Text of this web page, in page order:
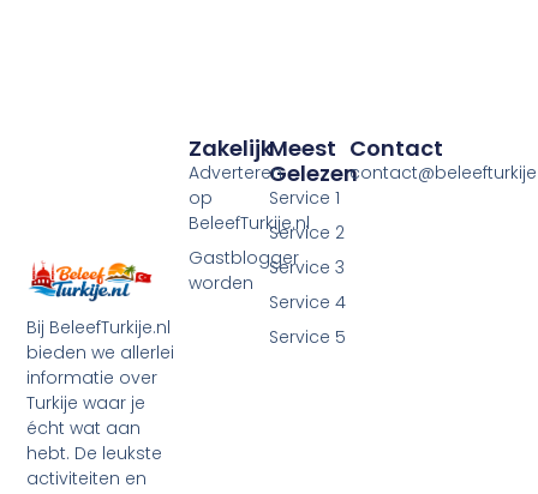
Bij BeleefTurkije.nl
bieden we allerlei
informatie over
Turkije waar je
écht wat aan
hebt. De leukste
activiteiten en
Meest
Gelezen
Service 1
Service 2
Service 3
Service 4
Service 5
Zakelijk
Adverteren
op
BeleefTurkije.nl
Gastblogger
worden
Contact